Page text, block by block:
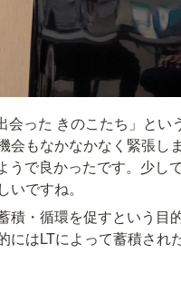
った きのこたち」とい
もなかなかなく緊張しま
で良かったです。少し
ですね。
・循環を促すという目的
にはLTによって蓄積され